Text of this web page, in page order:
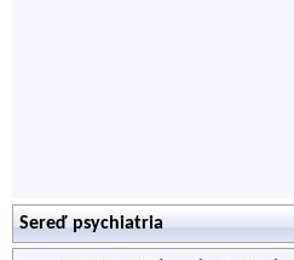
Sereď psychiatria